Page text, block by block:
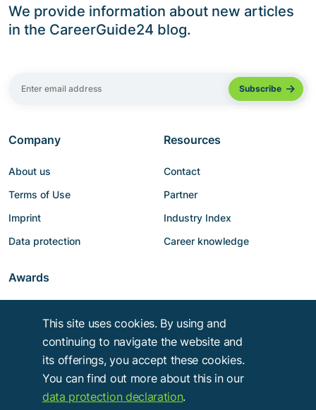
We provide information about new articles
in the CareerGuide24 blog.
Company
About us
Terms of Use
Imprint
Data protection
Resources
Contact
Partner
Industry Index
Career knowledge
Awards
This site uses cookies. By using and
continuing to navigate the website and
its offerings, you accept these cookies.
You can find out more about this in our
data protection declaration.